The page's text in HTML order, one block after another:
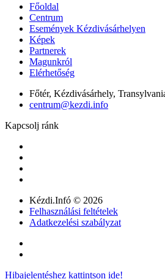
Főoldal
Centrum
Események Kézdivásárhelyen
Képek
Partnerek
Magunkról
Elérhetőség
Főtér, Kézdivásárhely,
centrum@kezdi.info
Kapcsolj ránk
Kézdi.Infó © 2026
Felhasználási feltételek
Adatkezelési szabályzat
Hibajelentéshez kattintson ide!